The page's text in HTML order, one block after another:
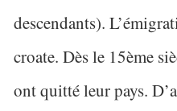
descendants).
croate. Dès le 15ème
ont quitté leur pays.